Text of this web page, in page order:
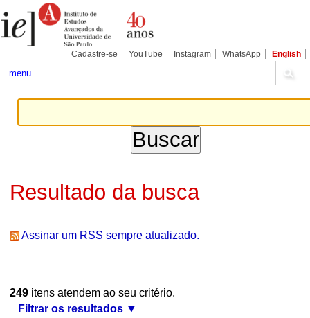
para
conteúdo.
Pessoais
Cadastre-se YouTube Instagram WhatsApp English
menu
Resultado da busca
Assinar um RSS sempre atualizado.
249itens atendem ao seu critério.
Filtrar os resultados